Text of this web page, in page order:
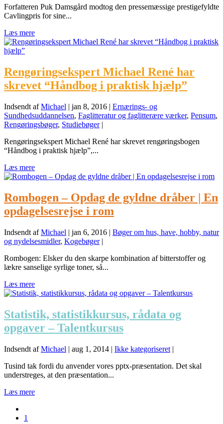
Forfatteren Puk Damsgård modtog den pressemæssige prestigefyldte
Cavlingpris for sine...
Læs mere
Rengøringsekspert Michael René har
skrevet “Håndbog i praktisk hjælp”
Indsendt afMichael | jan 8, 2016 | Ernærings- og
Sundhedsuddannelsen, Faglitteratur og faglitterære værker, Pensum,
Rengøringsbøger, Studiebøger|
Rengøringsekspert Michael René har skrevet rengøringsbogen
“Håndbog i praktisk hjælp”,...
Læs mere
Rombogen – Opdag de gyldne dråber | En
opdagelsesrejse i rom
Indsendt afMichael | jan 6, 2016 | Bøger om hus, have, hobby, natur
og nydelsesmidler, Kogebøger|
Rombogen: Elsker du den skarpe kombination af bitterstoffer og
lækre sanselige syrlige toner, så...
Læs mere
Statistik, statistikkursus, rådata og
opgaver – Talentkursus
Indsendt afMichael | aug 1, 2014 | Ikke kategoriseret |
Tusind tak fordi du anvender vores pptx-præsentation. Det skal
understreges, at den præsentation...
Læs mere
1